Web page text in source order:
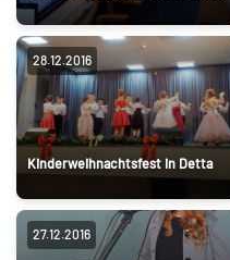
28.12.2016
Kinderweihnachtsfest in Detta
27.12.2016